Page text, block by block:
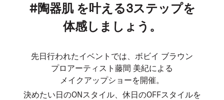
#陶器肌 を叶える3ステップを
体感しましょう。
先日行われたイベントでは、ボビイ ブラウン
プロアーティスト藤間 美紀による
メイクアップショーを開催。
決めたい日のONスタイル、休日のOFFスタイルを